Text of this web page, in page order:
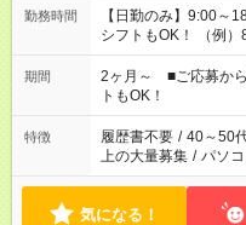
勤務時間
【日勤のみ】9:00～18:00（休憩
シフトもOK！ （
「家族とお休みを合
など、あなたのご希望
ーク希望の方へ 今ご
のお仕事の勤務時間
ません
期間
2ヶ月～ ■ご応募か
トもOK！
特徴 履歴書不要 / 40～50
上の大量募集 / パソ
気になる！